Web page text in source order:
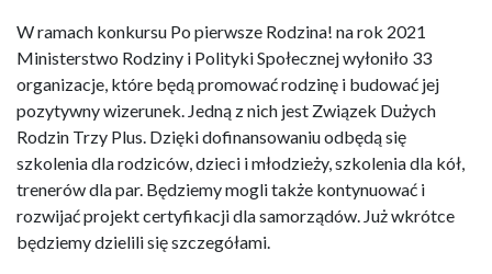
W ramach konkursu Po pierwsze Rodzina! na rok 2021
Ministerstwo Rodziny i Polityki Społecznej wyłoniło 33
organizacje, które będą promować rodzinę i budować jej
pozytywny wizerunek. Jedną z nich jest Związek Dużych
Rodzin Trzy Plus. Dzięki dofinansowaniu odbędą się
szkolenia dla rodziców, dzieci i młodzieży, szkolenia dla kół,
trenerów dla par. Będziemy mogli także kontynuować i
rozwijać projekt certyfikacji dla samorządów. Już wkrótce
będziemy dzielili się szczegółami.